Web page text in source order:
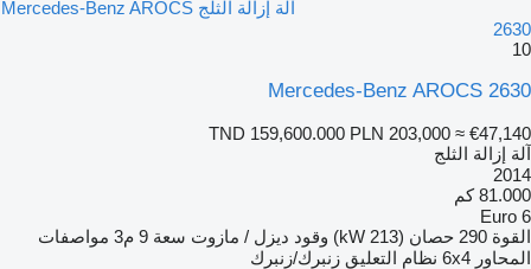
آلة إزالة الثلج Mercedes-Benz AROCS
2630
10
Mercedes-Benz AROCS 2630
TND 159,600.000 PLN 203,000 ≈ €47,140
آلة إزالة الثلج
2014
81.000 كم
Euro 6
القوة 290 حصان (213 kW) وقود ديزل / مازوت سعة 9 م3
مواصفات
المحاور 6x4 نظام التعليق زنبرك/زنبرك